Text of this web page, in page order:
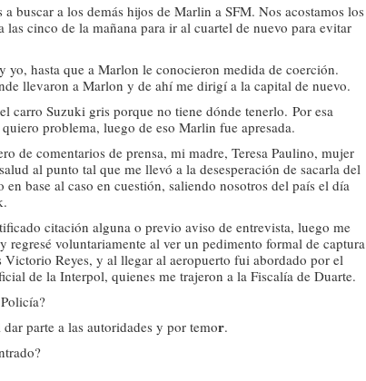
buscar a los demás hijos de Marlin a SFM. Nos acostamos los
cinco de la mañana para ir al cuartel de nuevo para evitar
hasta que a Marlon le conocieron medida de coerción.
llevaron a Marlon y de ahí me dirigí a la capital de nuevo.
carro Suzuki gris porque no tiene dónde tenerlo. Por esa
problema, luego de eso Marlin fue apresada.
de comentarios de prensa, mi madre, Teresa Paulino, mujer
al punto tal que me llevó a la desesperación de sacarla del
base al caso en cuestión, saliendo nosotros del país el día
citación alguna o previo aviso de entrevista, luego me
voluntariamente al ver un pedimento formal de captura
Reyes, y al llegar al aeropuerto fui abordado por el
de la Interpol, quienes me trajeron a la Fiscalía de Duarte.
parte a las autoridades y por temor.